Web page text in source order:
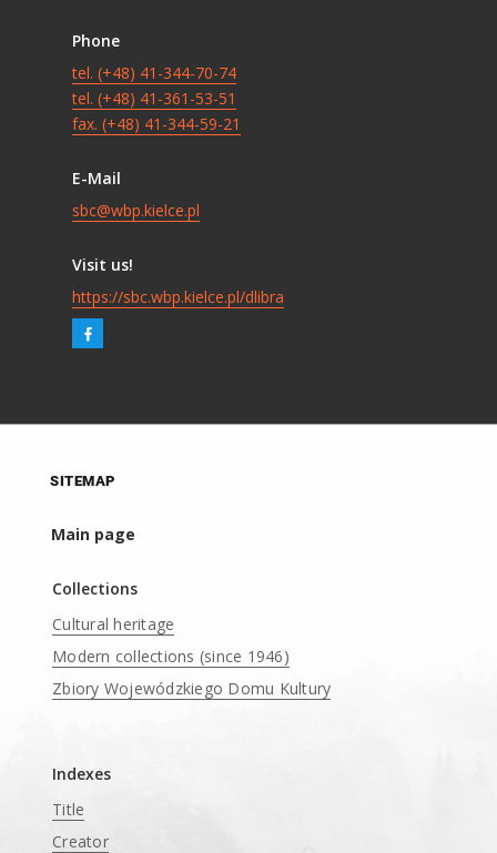
Phone
tel. (+48) 41-344-70-74
tel. (+48) 41-361-53-51
fax. (+48) 41-344-59-21
E-Mail
sbc@wbp.kielce.pl
Visit us!
https://sbc.wbp.kielce.pl/dlibra
SITEMAP
Main page
Collections
Cultural heritage
Modern collections (since 1946)
Zbiory Wojewódzkiego Domu Kultury
Indexes
Title
Creator